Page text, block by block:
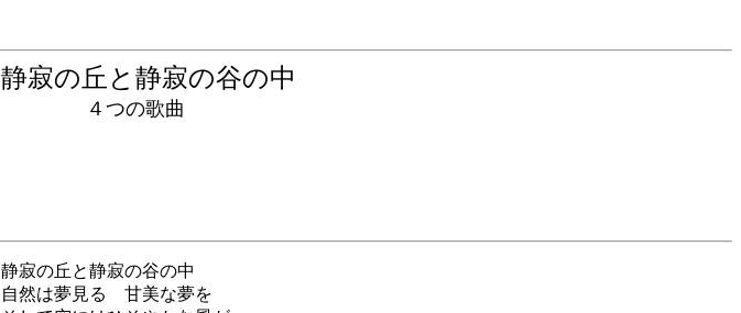
静寂の丘と静寂の谷の中
４つの歌曲
静寂の丘と静寂の谷の中
自然は夢見る 甘美な夢を